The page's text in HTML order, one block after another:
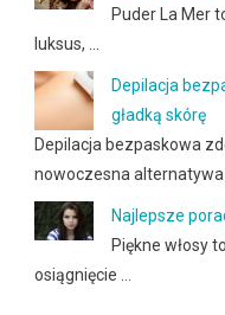
Puder La Mer
luksus, …
Depilacja
gładką skórę
Depilacja bezpaskowa
nowoczesna alternatywa
Najlepsze
Piękne włosy
osiągnięcie …